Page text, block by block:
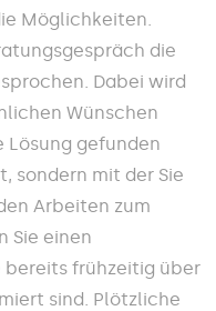
Möglichkeiten.
die
Dabei wird
Wünschen
gefunden
sondern mit der Sie
Arbeiten zum
Sie einen
bereits frühzeitig über
sind. Plötzliche